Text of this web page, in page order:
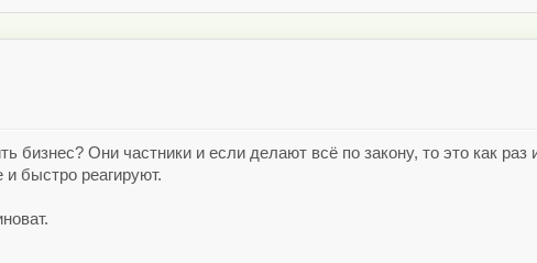
бизнес? Они частники и если делают всё по закону, то это как
и быстро реагируют.